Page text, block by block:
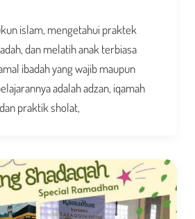
islam, mengetahui praktek
dan melatih anak terbiasa
ibadah yang wajib maupun
adalah adzan, iqamah
praktik sholat,